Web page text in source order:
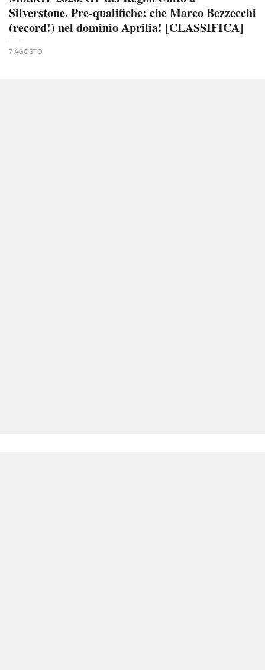
Silverstone. Pre-qualifiche: che Marco Bezzecchi
(record!) nel dominio Aprilia! [CLASSIFICA]
7 AGOSTO